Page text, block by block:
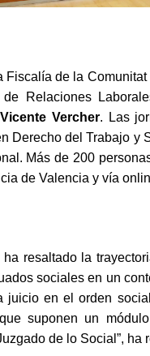
Fiscalía de la Comunitat
de Relaciones
Vicente Vercher. Las
Derecho del Trabajo y
Más de 200
de Valencia y vía
resaltado la
sociales en un
juicio en el orden
suponen un
de lo Social”, ha